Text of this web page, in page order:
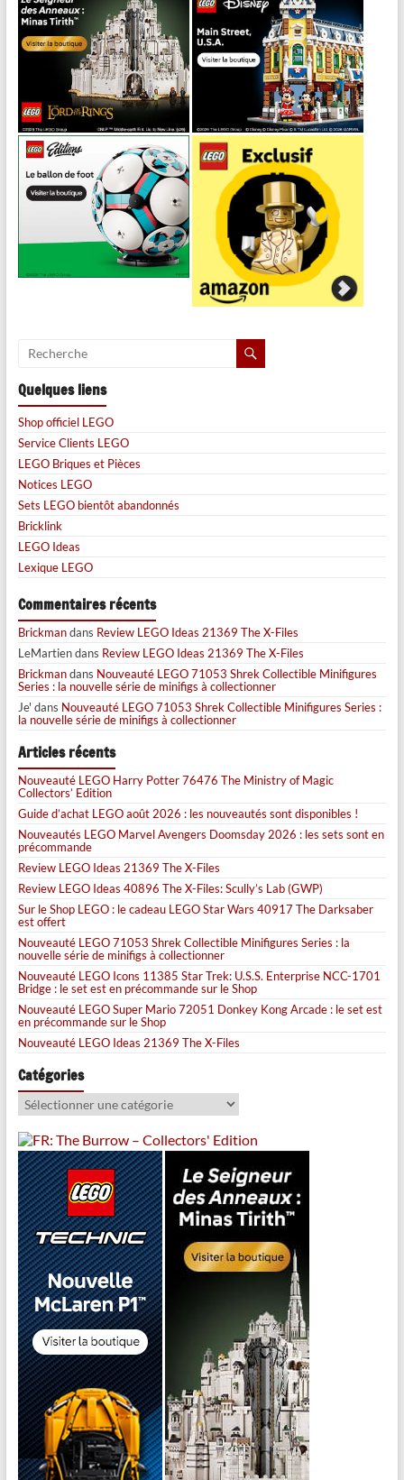
Quelques liens
Shop officiel LEGO
Service Clients LEGO
LEGO Briques et Pièces
Notices LEGO
Sets LEGO bientôt abandonnés
Bricklink
LEGO Ideas
Lexique LEGO
Commentaires récents
Brickmandans Review LEGO Ideas 21369 The X-Files
LeMartiendans Review LEGO Ideas 21369 The X-Files
Brickmandans Nouveauté LEGO 71053 Shrek Collectible Minifigures
Series : la nouvelle série de minifigs à collectionner
Je' dans Nouveauté LEGO 71053 Shrek Collectible Minifigures Series :
la nouvelle série de minifigs à collectionner
Articles récents
Nouveauté LEGO Harry Potter 76476 The Ministry of Magic
Collectors’ Edition
Guide d’achat LEGO août 2026 : les nouveautés sont disponibles !
Nouveautés LEGO Marvel Avengers Doomsday 2026 : les sets sont en
précommande
Review LEGO Ideas 21369 The X-Files
Review LEGO Ideas 40896 The X-Files: Scully’s Lab (GWP)
Sur le Shop LEGO : le cadeau LEGO Star Wars 40917 The Darksaber
est offert
Nouveauté LEGO 71053 Shrek Collectible Minifigures Series : la
nouvelle série de minifigs à collectionner
Nouveauté LEGO Icons 11385 Star Trek: U.S.S. Enterprise NCC-1701
Bridge : le set est en précommande sur le Shop
Nouveauté LEGO Super Mario 72051 Donkey Kong Arcade : le set est
en précommande sur le Shop
Nouveauté LEGO Ideas 21369 The X-Files
Catégories
Catégories